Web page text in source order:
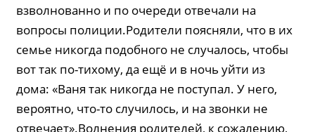
взволнованно и по очереди отвечали на
вопросы полиции.Родители поясняли, что в их
семье никогда подобного не случалось, чтобы
вот так по-тихому, да ещё и в ночь уйти из
дома: «Ваня так никогда не поступал. У него,
вероятно, что-то случилось, и на звонки не
отвечает».Волнения родителей, к сожалению,